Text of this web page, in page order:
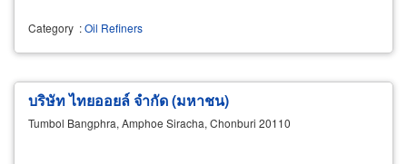
Category :Oil Refiners
บริษัท ไทยออยล์ จำกัด (มหาชน)
Tumbol Bangphra, Amphoe Siracha, Chonburi 20110